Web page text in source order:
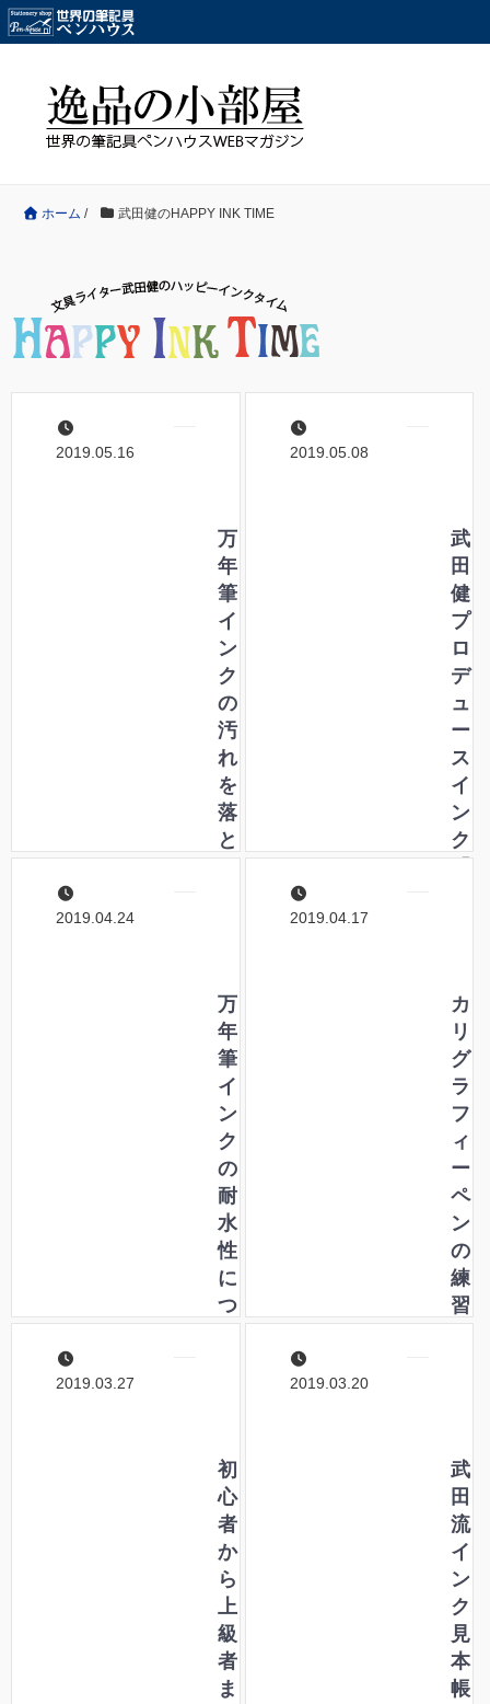
ホーム / 武田健のHAPPY INK TIME
2019.05.16
万
年
筆
イ
ン
ク
の
汚
れ
を
落
と
2019.05.08
武
田
健
プ
ロ
デ
ュ
ー
ス
イ
ン
ク
イ
ロ
」
シ
リ
ー
ズ
制
作
秘
話
2019.04.24
万
年
筆
イ
ン
ク
の
耐
水
性
に
つ
て
み
た
2019.04.17
カ
リ
グ
ラ
フ
ィ
ー
ペ
ン
の
練
習
ー
ス
ネ
オ
ク
リ
ア
が
お
2019.03.27
初
心
者
か
ら
上
級
者
ま
2019.03.20
武
田
流
イ
ン
ク
見
本
帳